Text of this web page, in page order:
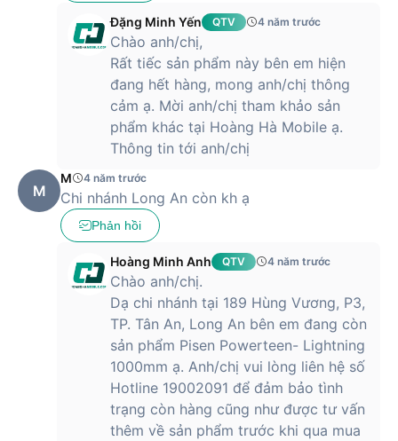
Đặng Minh Yến QTV 4 năm trước
Chào anh/chị,
Rất tiếc sản phẩm này bên em hiện
đang hết hàng, mong anh/chị thông
cảm ạ. Mời anh/chị tham khảo sản
phẩm khác tại Hoàng Hà Mobile ạ.
Thông tin tới anh/chị
M
M 4 năm trước
Chi nhánh Long An còn kh ạ
Phản hồi
Hoàng Minh Anh QTV 4 năm trước
Chào anh/chị.
Dạ chi nhánh tại 189 Hùng Vương, P3,
TP. Tân An, Long An bên em đang còn
sản phẩm Pisen Powerteen- Lightning
1000mm ạ. Anh/chị vui lòng liên hệ số
Hotline 19002091 để đảm bảo tình
trạng còn hàng cũng như được tư vấn
thêm về sản phẩm trước khi qua mua